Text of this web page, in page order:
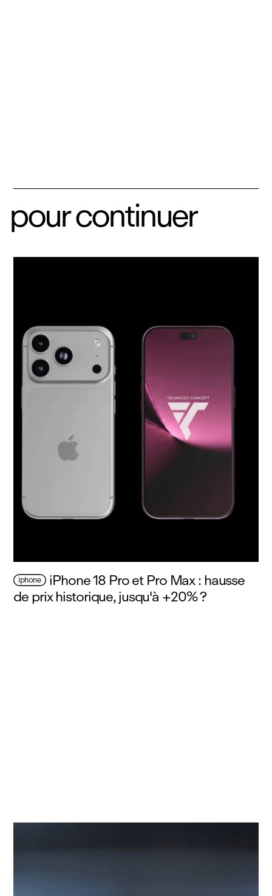
pour continuer
iphone iPhone 18 Pro et Pro Max : hausse
de prix historique, jusqu'à +20% ?